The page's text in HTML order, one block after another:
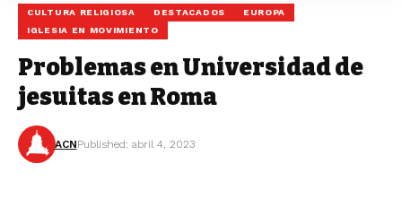
CULTURA RELIGIOSA DESTACADOS
EUROPA
IGLESIA EN MOVIMIENTO
Problemas en Universidad de
jesuitas en Roma
ACNPublished: abril 4, 2023